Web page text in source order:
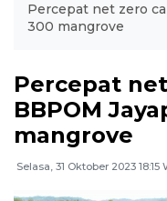
Percepat net zero
300 mangrove
Percepat
BBPOM
mangrove
Selasa, 31 Oktober 2023 18:15